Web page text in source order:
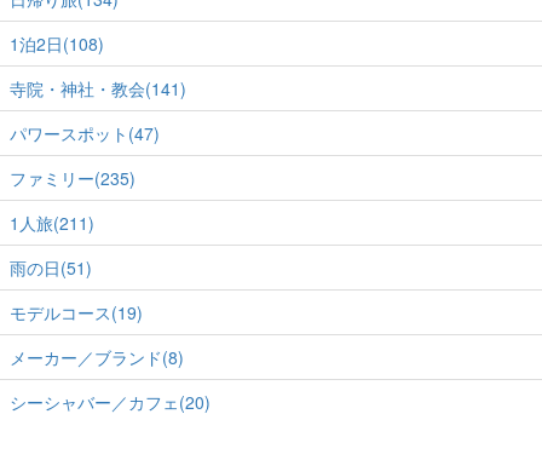
1泊2日(108)
寺院・神社・教会(141)
パワースポット(47)
ファミリー(235)
1人旅(211)
雨の日(51)
モデルコース(19)
メーカー／ブランド(8)
シーシャバー／カフェ(20)